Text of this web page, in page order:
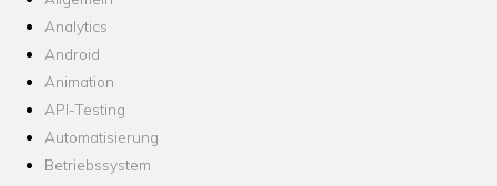
Analytics
Android
Animation
API-Testing
Automatisierung
Betriebssystem